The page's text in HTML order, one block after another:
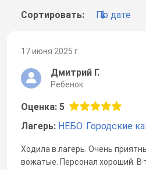
Сортировать: По дате
17 июня 2025 г.
Дмитрий Г.
Ребенок
Оценка: 5
Лагерь: НЕБО. Городские
Ходила в лагерь. Очень
вожатые. Персонал хороший. В